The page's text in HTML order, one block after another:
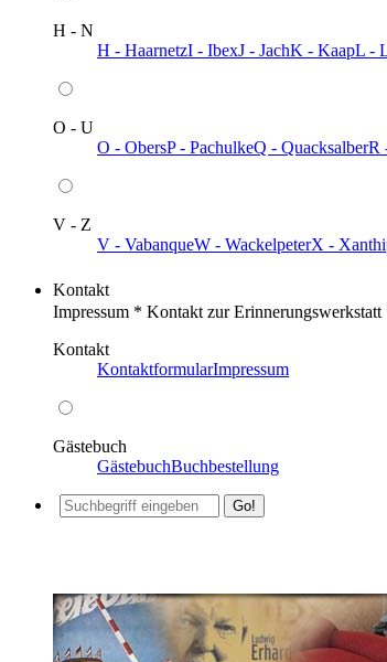
H - N
H - HaarnetzI - IbexJ - JachK - KaapL -
O - U
O - ObersP - PachulkeQ - QuacksalberR
V - Z
V - VabanqueW - WackelpeterX -
Kontakt
Impressum * Kontakt zur Erinnerungswerkstatt
Kontakt
KontaktformularImpressum
Gästebuch
GästebuchBuchbestellung